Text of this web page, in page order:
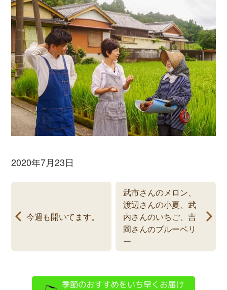
2020年7月23日
今週も開いてます。
武市さんのメロン、
渡辺さんの小夏、武
内さんのいちご、吉
岡さんのブルーベリ
ー